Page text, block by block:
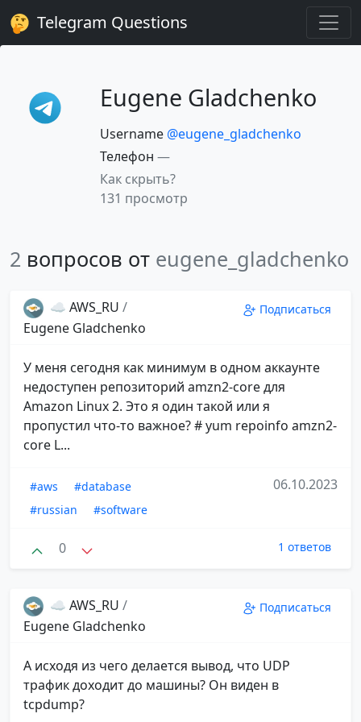
Telegram Questions
Eugene Gladchenko
Username @eugene_gladchenko
Телефон —
Как скрыть?
131 просмотр
2 вопросов от eugene_gladchenko
☁️ AWS_RU /
Eugene Gladchenko
Подписаться
У меня сегодня как минимум в одном аккаунте
недоступен репозиторий amzn2-core для
Amazon Linux 2. Это я один такой или я
пропустил что-то важное? # yum repoinfo amzn2-
core L...
#aws
#database
#russian
#software
06.10.2023
0 1 ответов
☁️ AWS_RU /
Eugene Gladchenko
Подписаться
А исходя из чего делается вывод, что UDP
трафик доходит до машины? Он виден в
tcpdump?